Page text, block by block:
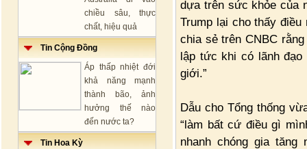
chiều sâu, thực
chất, hiệu quả
Tin Cộng Đồng
Áp thấp nhiệt đới
khả năng mạnh
thành bão, ảnh
hưởng thế nào
đến nước ta?
Tin Hoa Kỳ
dựa trên sức khỏe của
Trump lại cho thấy
chia sẻ trên CNBC
lập tức khi có lãnh đạo
giới.”
Dẫu cho Tổng thống
“làm bất cứ điều gì
nhanh chóng gia